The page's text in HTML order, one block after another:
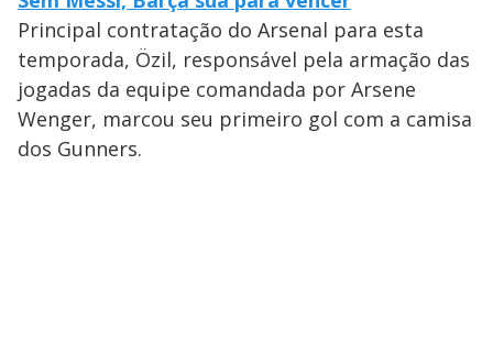
Principal contratação do Arsenal para esta
temporada, Özil, responsável pela armação das
jogadas da equipe comandada por Arsene
Wenger, marcou seu primeiro gol com a camisa
dos Gunners.